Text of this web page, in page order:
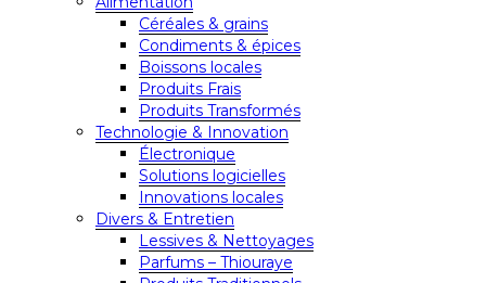
Céréales & grains
Condiments & épices
Boissons locales
Produits Frais
Produits Transformés
Technologie & Innovation
Électronique
Solutions logicielles
Innovations locales
Divers & Entretien
Lessives & Nettoyages
Parfums – Thiouraye